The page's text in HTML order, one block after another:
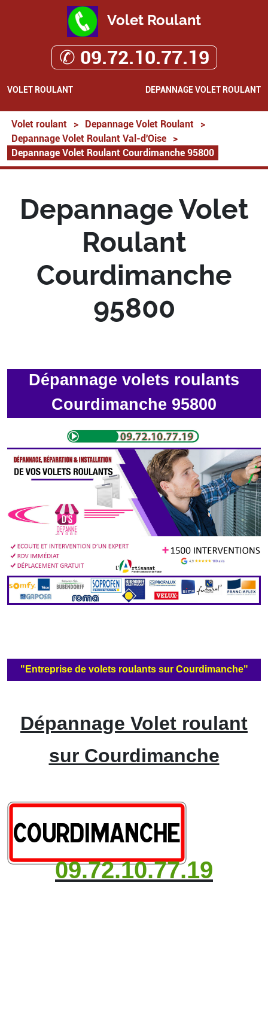
Volet Roulant
✆ 09.72.10.77.19
VOLET ROULANT DEPANNAGE VOLET ROULANT
Volet roulant > Depannage Volet Roulant
>
Depannage Volet Roulant Val-d'Oise
>
Depannage Volet Roulant Courdimanche 95800
Depannage Volet
Roulant
Courdimanche
95800
Dépannage volets roulants
Courdimanche 95800
"Entreprise de volets roulants sur Courdimanche"
Dépannage Volet roulant
sur Courdimanche
09.72.10.77.19